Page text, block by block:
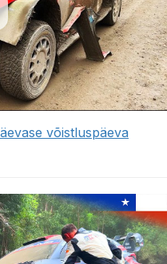
võistluspäeva